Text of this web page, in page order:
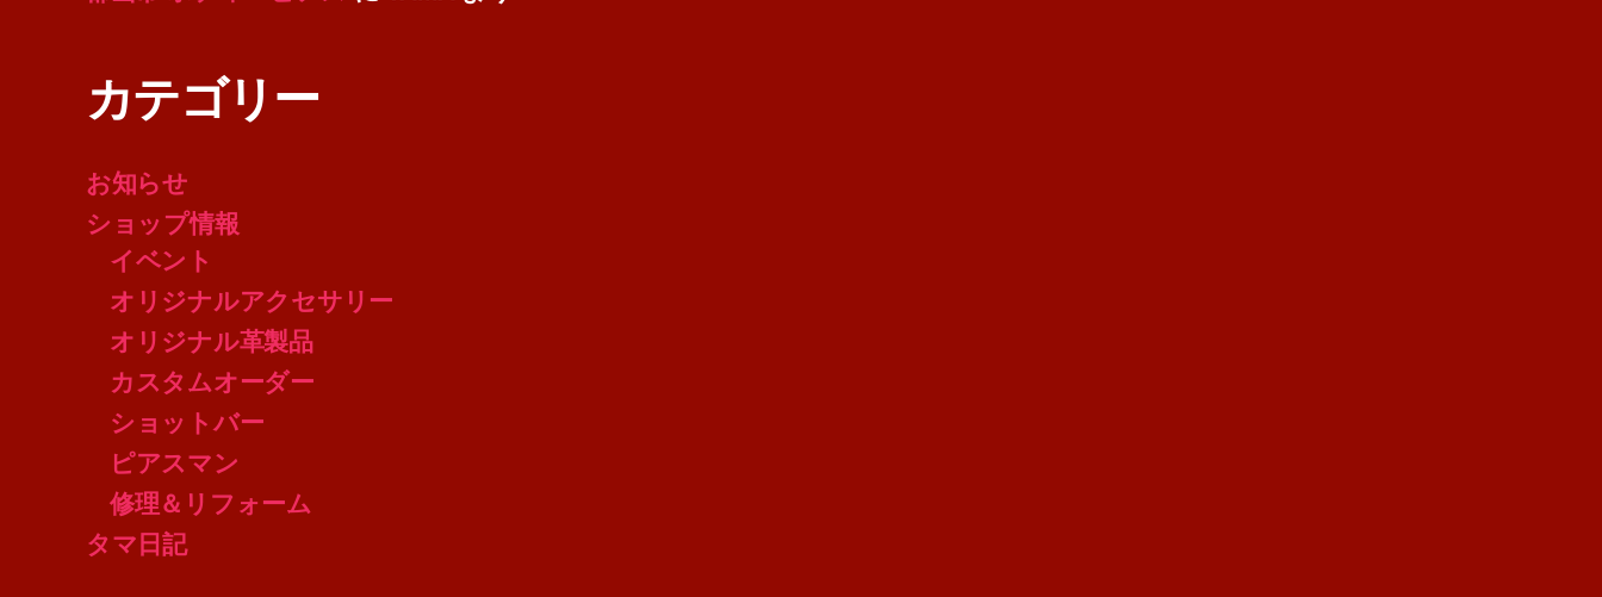
カテゴリー
お知らせ
ショップ情報
イベント
オリジナルアクセサリー
オリジナル革製品
カスタムオーダー
ショットバー
ピアスマン
修理＆リフォーム
タマ日記